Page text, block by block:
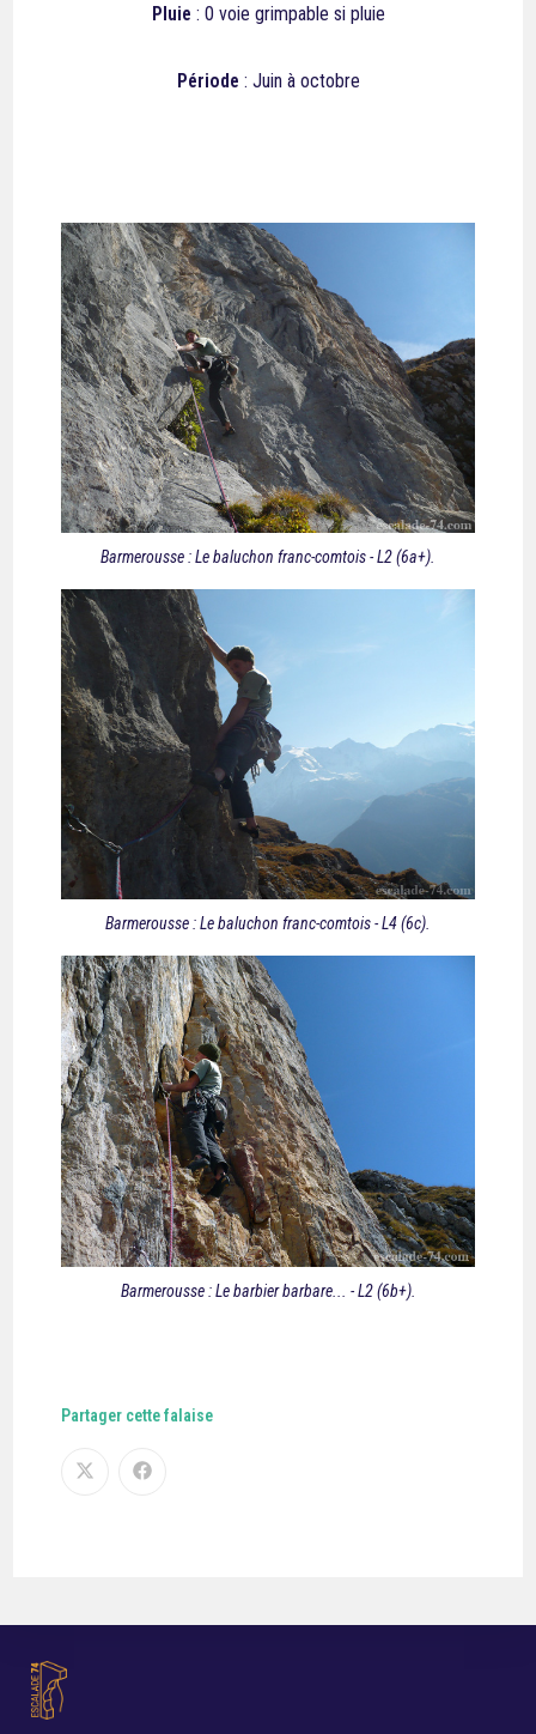
Pluie : 0 voie grimpable si pluie
Période : Juin à octobre
Barmerousse : Le baluchon franc-comtois - L2 (6a+).
Barmerousse : Le baluchon franc-comtois - L4 (6c).
Barmerousse : Le barbier barbare... - L2 (6b+).
Partager cette falaise